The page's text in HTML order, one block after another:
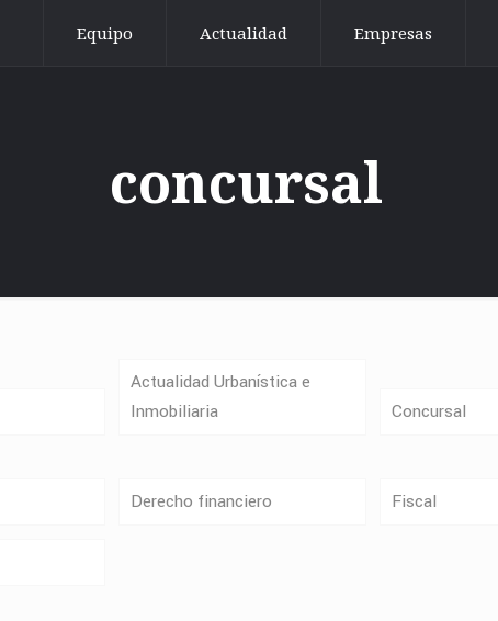
Equipo Actualidad Empresas
concursal
Actualidad Urbanística e
Inmobiliaria
Concursal
Derecho financiero Fiscal